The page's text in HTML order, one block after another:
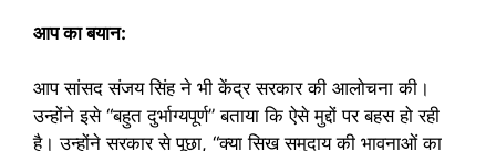
आप का बयान:
आप सांसद संजय सिंह ने भी केंद्र सरकार की आलोचना की।
उन्होंने इसे “बहुत दुर्भाग्यपूर्ण” बताया कि ऐसे मुद्दों पर बहस हो रही
है। उन्होंने सरकार से पूछा, “क्या सिख समुदाय की भावनाओं का